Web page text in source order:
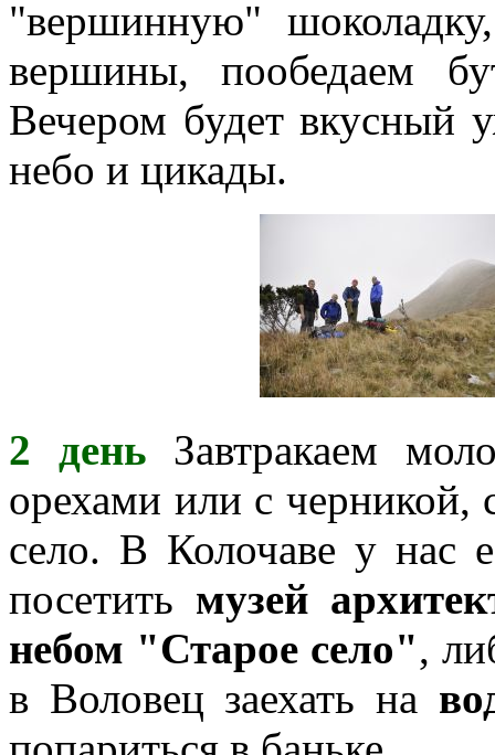
"вершинную"
вершины, пообедаем
Вечером будет вкусный
небо и цикады.
2 день
Завтракаем
орехами или с черникой,
село. В Колочаве у нас
посетить музей
небом "Старое село",
в Воловец заехать на